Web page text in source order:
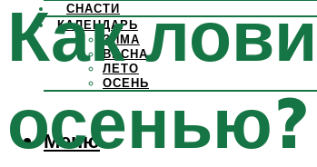
СНАСТИ
КАЛЕНДАРЬ
ЗИМА
ВЕСНА
ЛЕТО
ОСЕНЬ
Меню
Как
осенью?